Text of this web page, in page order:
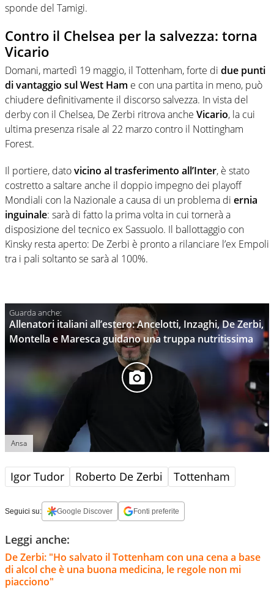
sponde del Tamigi.
Contro il Chelsea per la salvezza: torna
Vicario
Domani, martedì 19 maggio, il Tottenham, forte di due punti
di vantaggio sul West Ham e con una partita in meno, può
chiudere definitivamente il discorso salvezza. In vista del
derby con il Chelsea, De Zerbi ritrova anche Vicario, la cui
ultima presenza risale al 22 marzo contro il Nottingham
Forest.
Il portiere, datovicino al trasferimento all’Inter, è stato
costretto a saltare anche il doppio impegno dei playoff
Mondiali con la Nazionale a causa di un problema di ernia
inguinale: sarà di fatto la prima volta in cui tornerà a
disposizione del tecnico ex Sassuolo. Il ballottaggio con
Kinsky resta aperto: De Zerbi è pronto a rilanciare l’ex Empoli
tra i pali soltanto se sarà al 100%.
Allenatori italiani all’estero: Ancelotti, Inzaghi, De Zerbi,
Montella e Maresca guidano una truppa nutritissima
Ansa
Igor Tudor Roberto De Zerbi Tottenham
Seguici su: Google Discover Fonti preferite
Leggi anche:
De Zerbi: "Ho salvato il Tottenham con una cena a base
di alcol che è una buona medicina, le regole non mi
piacciono"